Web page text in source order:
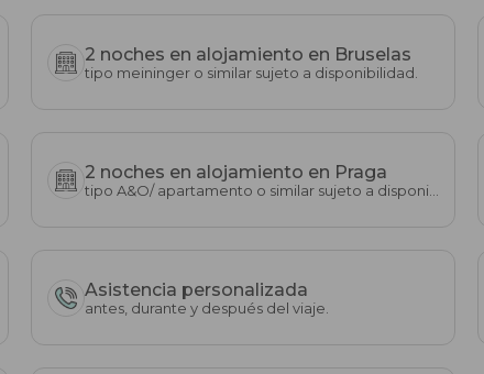
2 noches en alojamiento en Bruselas
tipo meininger o similar sujeto a disponibilidad.
2 noches en alojamiento en Praga
Asistencia personalizada
antes, durante y después del viaje.